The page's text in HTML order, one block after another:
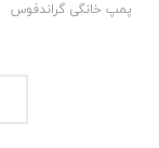
پمپ خانگی گراندفوس